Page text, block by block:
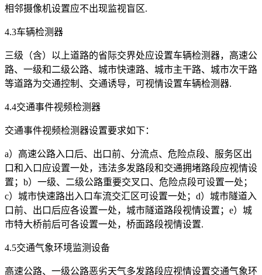
相邻摄像机设置应不出现监视盲区.
4.3车辆检测器
三级（含）以上道路的省际交界处应设置车辆检测器，高速公
路、一级和二级公路、城市快速路、城市主干路、城市次干路
等道路为交通控制、交通诱导，可视情设置车辆检测器.
4.4交通事件视频检测器
交通事件视频检测器设置要求如下：
a）高速公路入口后、出口前、分流点、危险点段、服务区出
口和入口应设置一处，违法多发路段和交通拥堵路段应视情设
置；b）一级、二级公路重要交叉口、危险点段可设置一处；
c）城市快速路出入口车流交汇区可设置一处；d）城市隧道入
口前、出口后应各设置一处，城市隧道路段视情设置；e）城
市特大桥前后可各设置一处，桥面路段视情设置.
4.5交通气象环境监测设备
高速公路、一级公路恶劣天气多发路段应视情设置交通气象环